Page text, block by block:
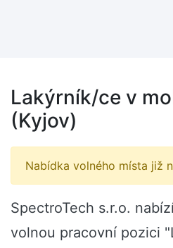
Lakýrník/ce v
(Kyjov)
Nabídka volného místa již
SpectroTech s.r.o.
volnou pracovní pozici